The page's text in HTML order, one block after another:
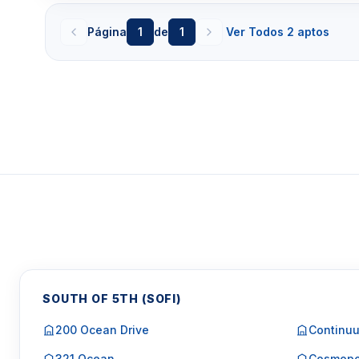
Zona 3 (piso 34-49) (TECTOS 10')
Interior de 4.720 pés quadrados
aluguel para
tempo menor que 1 meses,
Clique aqui para mandar um email
Para Vendas ligar no telefone no Brasil SP 11-
Página 1 de 1 Ver Todos 2 aptos
SOUTH OF 5TH (SOFI)
200 Ocean Drive